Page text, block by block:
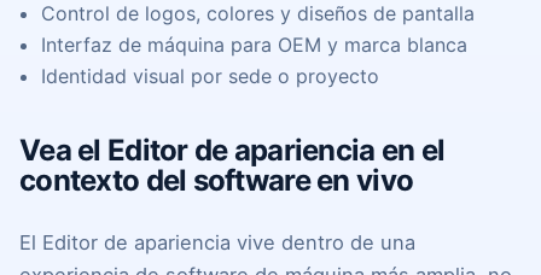
Control de logos, colores y diseños de pantalla
Interfaz de máquina para OEM y marca blanca
Identidad visual por sede o proyecto
Vea el Editor de apariencia en el
contexto del software en vivo
El Editor de apariencia vive dentro de una